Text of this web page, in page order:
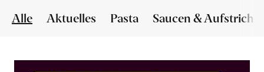
Alle Aktuelles Pasta Saucen & Aufstriche